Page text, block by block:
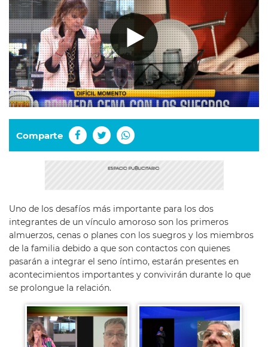
Comparte
Uno de los desafíos más importante para los dos
integrantes de un vínculo amoroso son los primeros
almuerzos, cenas o planes con los suegros y los miembros
de la familia debido a que son contactos con quienes
pasarán a integrar el seno íntimo, estarán presentes en
acontecimientos importantes y convivirán durante lo que
se prolongue la relación.